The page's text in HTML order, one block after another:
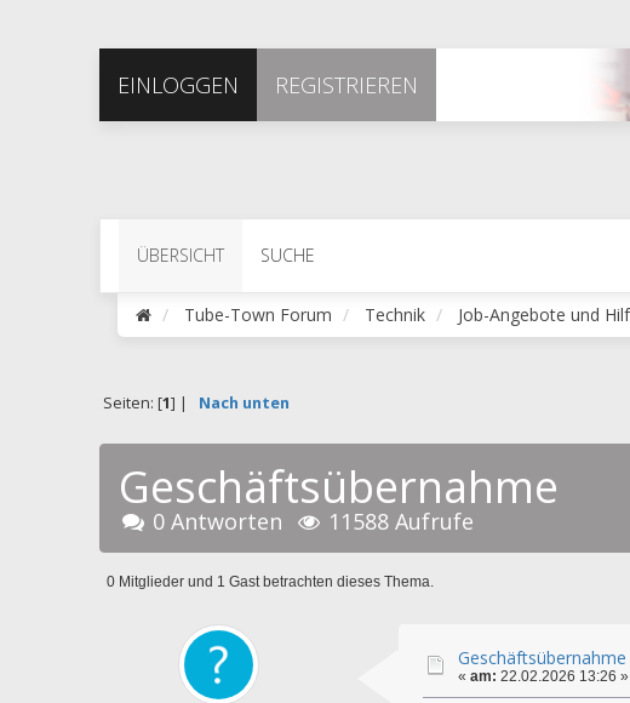
EINLOGGEN REGISTRIEREN
ÜBERSICHT SUCHE
Tube-Town Forum Technik Job-Angebote und
Seiten: [1] | Nach unten
Geschäftsübernahme
0 Antworten 11588 Aufrufe
0 Mitglieder und 1 Gast betrachten dieses Thema.
Geschäftsübernahme
« am: 22.02.2026 13:26 »